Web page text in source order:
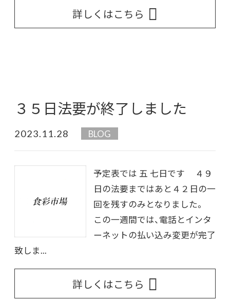
詳しくはこちら
３５日法要が終了しました
2023.11.28 BLOG
予定表では 五 七日です ４９
日の法要まではあと４２日の一
回を残すのみとなりました。
この一週間では、電話とインタ
ーネットの払い込み変更が完了
致しま...
詳しくはこちら